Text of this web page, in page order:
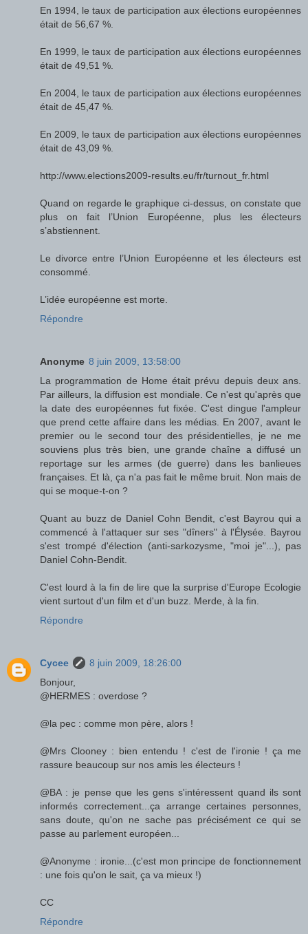
En 1994, le taux de participation aux élections européennes
était de 56,67 %.
En 1999, le taux de participation aux élections européennes
était de 49,51 %.
En 2004, le taux de participation aux élections européennes
était de 45,47 %.
En 2009, le taux de participation aux élections européennes
était de 43,09 %.
http://www.elections2009-results.eu/fr/turnout_fr.html
Quand on regarde le graphique ci-dessus, on constate que
plus on fait l’Union Européenne, plus les électeurs
s’abstiennent.
Le divorce entre l’Union Européenne et les électeurs est
consommé.
L’idée européenne est morte.
Répondre
Anonyme 8 juin 2009, 13:58:00
La programmation de Home était prévu depuis deux ans.
Par ailleurs, la diffusion est mondiale. Ce n'est qu'après que
la date des européennes fut fixée. C'est dingue l'ampleur
que prend cette affaire dans les médias. En 2007, avant le
premier ou le second tour des présidentielles, je ne me
souviens plus très bien, une grande chaîne a diffusé un
reportage sur les armes (de guerre) dans les banlieues
françaises. Et là, ça n'a pas fait le même bruit. Non mais de
qui se moque-t-on ?
Quant au buzz de Daniel Cohn Bendit, c'est Bayrou qui a
commencé à l'attaquer sur ses "dîners" à l'Élysée. Bayrou
s'est trompé d'élection (anti-sarkozysme, "moi je"...), pas
Daniel Cohn-Bendit.
C'est lourd à la fin de lire que la surprise d'Europe Ecologie
vient surtout d'un film et d'un buzz. Merde, à la fin.
Répondre
Cycee
8 juin 2009, 18:26:00
Bonjour,
@HERMES : overdose ?
@la pec : comme mon père, alors !
@Mrs Clooney : bien entendu ! c'est de l'ironie ! ça me
rassure beaucoup sur nos amis les électeurs !
@BA : je pense que les gens s'intéressent quand ils sont
informés correctement...ça arrange certaines personnes,
sans doute, qu'on ne sache pas précisément ce qui se
passe au parlement européen...
@Anonyme : ironie...(c'est mon principe de fonctionnement
: une fois qu'on le sait, ça va mieux !)
CC
Répondre